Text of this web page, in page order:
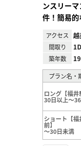
ンスリー
件！簡易的
アクセス 越
間取り
築年数
プラン名・
ロング【福井
30日以上～
ショート【福
前】
～30日未満